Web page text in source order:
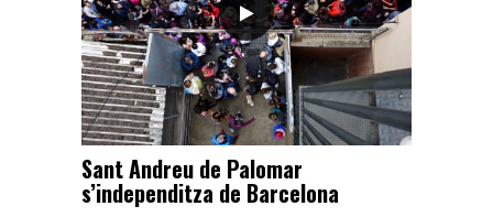
Sant Andreu de Palomar
s’independitza de Barcelona